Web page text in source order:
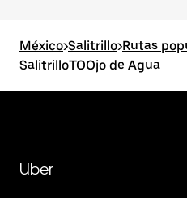
México>Salitrillo>Rutas
SalitrilloTOOjo de Agua
Uber